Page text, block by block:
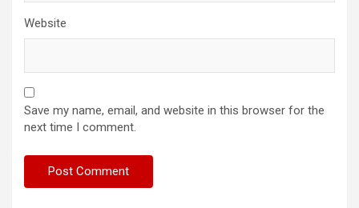
Website
Save my name, email, and website in this browser for the
next time I comment.